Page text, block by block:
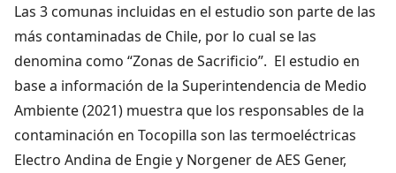
Las 3 comunas incluidas en el estudio son parte de las
más contaminadas de Chile, por lo cual se las
denomina como “Zonas de Sacrificio”. El estudio en
base a información de la Superintendencia de Medio
Ambiente (2021) muestra que los responsables de la
contaminación en Tocopilla son las termoeléctricas
Electro Andina de Engie y Norgener de AES Gener,